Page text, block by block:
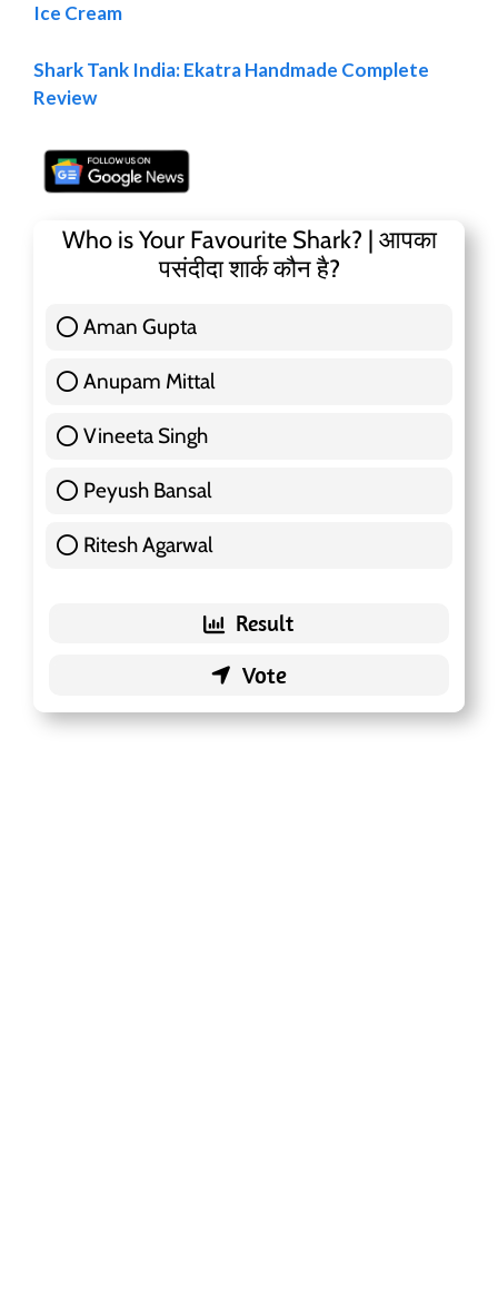
Ice Cream
Shark Tank India: Ekatra Handmade Complete
Review
Who is Your Favourite Shark? | आपका
पसंदीदा शार्क कौन है?
Aman Gupta
Anupam Mittal
Vineeta Singh
Peyush Bansal
Ritesh Agarwal